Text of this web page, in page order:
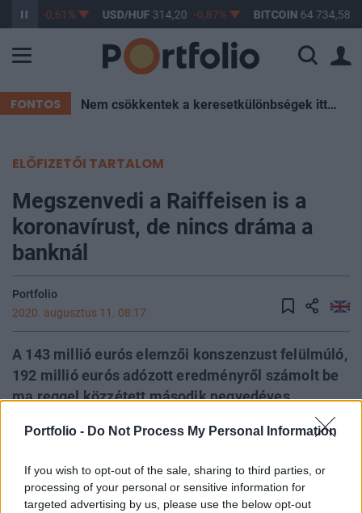
Portfolio - Do Not Process My Personal Information
If you wish to opt-out of the sale, sharing to third parties, or
processing of your personal or sensitive information for
targeted advertising by us, please use the below opt-out
-0,61% USD/HUF314,20 -0,87% BITCOIN64 734,58
FONTOS Nem csökkentek a keresetkülönbségek itthon az elmúlt két évtizedben – Mutatjuk az okokat
ELŐFIZETŐI TARTALOM
Megszenvedi a Raiffeisen is a
koronavírust, de nincs dráma a
banknál
Portfolio
2020. augusztus 11. 08:17
A 143 millió eurós elemzői konszenzust felülmúló,
192 millió eurós adózott eredményről számolt be
ma reggel közzétett második negyedéves
gyorsjelentésében a Raiffeisen Bank International.
A koronavírus ellenére az osztrák bankcsoport
megerősítette, idén azonban csak 5% körüli
tőkearányos megtérülésre számít. A magyar